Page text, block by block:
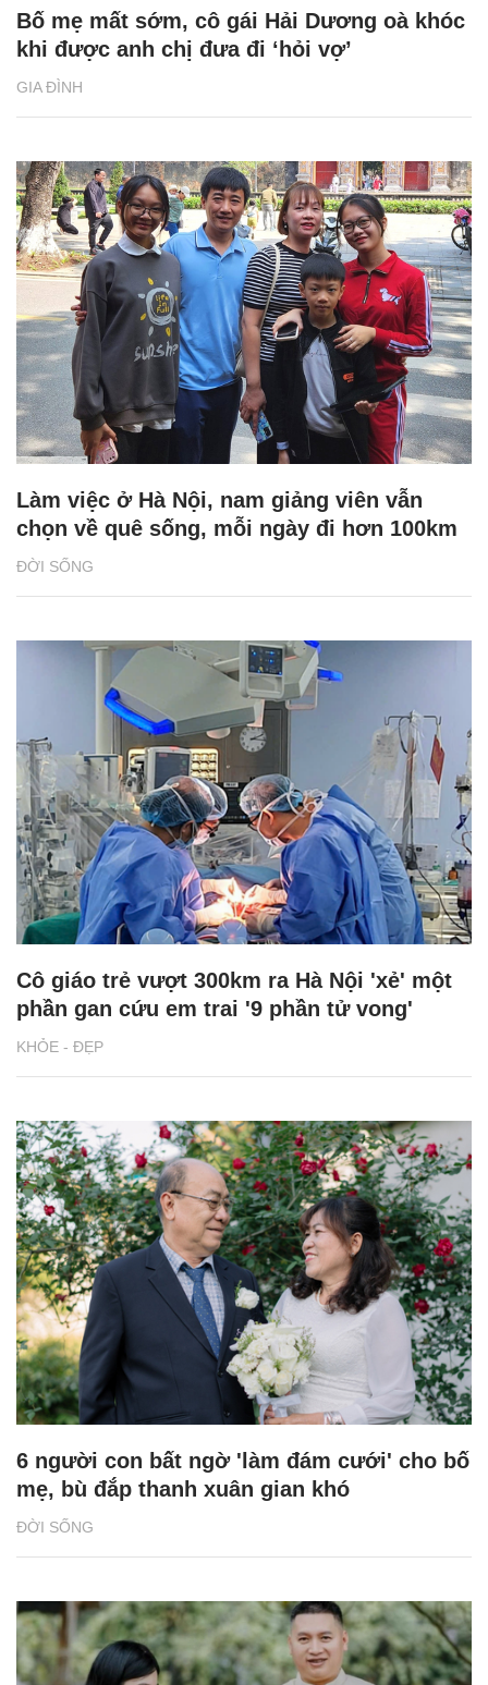
GIA ĐÌNH
Bố mẹ mất sớm, cô gái Hải Dương oà khóc
khi được anh chị đưa đi ‘hỏi vợ’
ĐỜI SỐNG
Làm việc ở Hà Nội, nam giảng viên vẫn
chọn về quê sống, mỗi ngày đi hơn 100km
KHỎE - ĐẸP
Cô giáo trẻ vượt 300km ra Hà Nội 'xẻ' một
phần gan cứu em trai '9 phần tử vong'
ĐỜI SỐNG
6 người con bất ngờ 'làm đám cưới' cho bố
mẹ, bù đắp thanh xuân gian khó